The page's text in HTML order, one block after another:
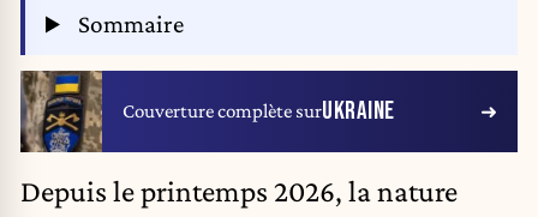
Sommaire
Couverture complète surUKRAINE
Depuis le printemps 2026, la nature